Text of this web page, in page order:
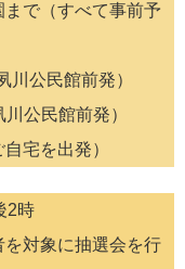
まで（すべて事前予
民館前発）
民館前発）
を出発）
2時
対象に抽選会を行